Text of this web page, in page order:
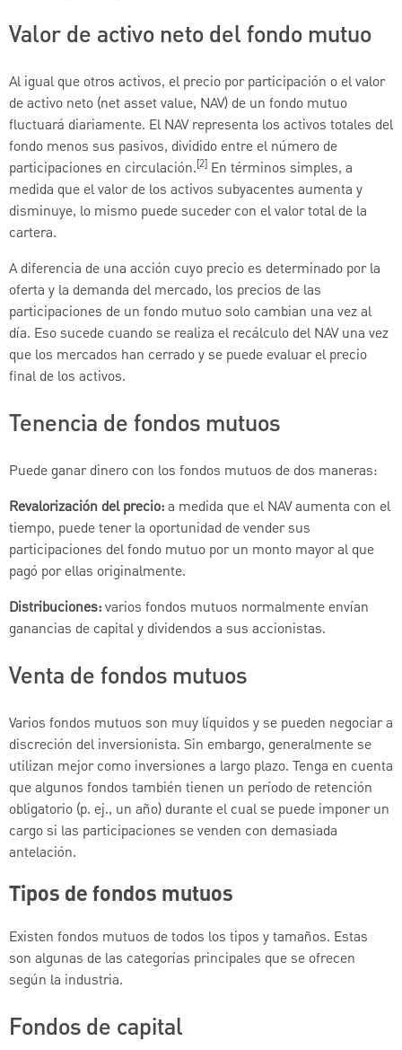
Valor de activo neto del fondo mutuo
Al igual que otros activos, el precio por participación o el valor
de activo neto (net asset value, NAV) de un fondo mutuo
fluctuará diariamente. El NAV representa los activos totales del
fondo menos sus pasivos, dividido entre el número de
participaciones en circulación.[2] En términos simples, a
medida que el valor de los activos subyacentes aumenta y
disminuye, lo mismo puede suceder con el valor total de la
cartera.
A diferencia de una acción cuyo precio es determinado por la
oferta y la demanda del mercado, los precios de las
participaciones de un fondo mutuo solo cambian una vez al
día. Eso sucede cuando se realiza el recálculo del NAV una vez
que los mercados han cerrado y se puede evaluar el precio
final de los activos.
Tenencia de fondos mutuos
Puede ganar dinero con los fondos mutuos de dos maneras:
Revalorización del precio:a medida que el NAV aumenta con el
tiempo, puede tener la oportunidad de vender sus
participaciones del fondo mutuo por un monto mayor al que
pagó por ellas originalmente.
Distribuciones:varios fondos mutuos normalmente envían
ganancias de capital y dividendos a sus accionistas.
Venta de fondos mutuos
Varios fondos mutuos son muy líquidos y se pueden negociar a
discreción del inversionista. Sin embargo, generalmente se
utilizan mejor como inversiones a largo plazo. Tenga en cuenta
que algunos fondos también tienen un período de retención
obligatorio (p. ej., un año) durante el cual se puede imponer un
cargo si las participaciones se venden con demasiada
antelación.
Tipos de fondos mutuos
Existen fondos mutuos de todos los tipos y tamaños. Estas
son algunas de las categorías principales que se ofrecen
según la industria.
Fondos de capital